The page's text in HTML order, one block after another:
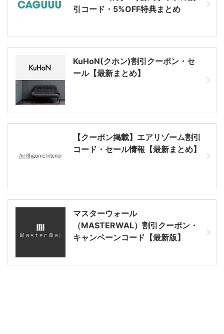
引コード・5%OFF特典まとめ
KuHoN(クホン)割引クーポン・セ
ール【最新まとめ】
【クーポン掲載】エアリゾーム割引
コード・セール情報【最新まとめ】
マスターウォール
（MASTERWAL）割引クーポン・
キャンペーンコード【最新版】